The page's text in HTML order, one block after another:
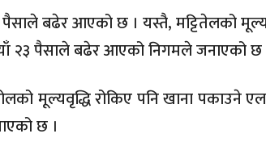
बढेर आएको छ । यस्तै, मट्टितेलको
२३ पैसाले बढेर आएको निगमले जनाएको छ
मूल्यवृद्धि रोकिए पनि खाना पकाउने
छ ।